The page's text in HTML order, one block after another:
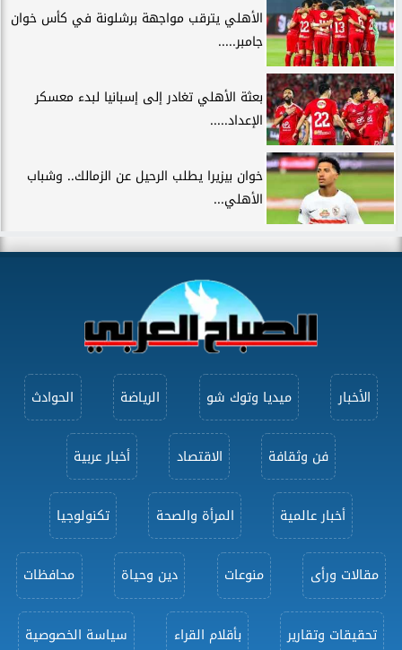
الأهلي يترقب مواجهة برشلونة في كأس خوان
جامبر.....
بعثة الأهلي تغادر إلى إسبانيا لبدء معسكر
الإعداد.....
خوان بيزيرا يطلب الرحيل عن الزمالك.. وشباب
الأهلي...
الأخبار ميديا وتوك شو الرياضة الحوادث
فن وثقافة الاقتصاد أخبار عربية
أخبار عالمية المرأة والصحة تكنولوجيا
مقالات ورأى منوعات دين وحياة محافظات
تحقيقات وتقارير بأقلام القراء سياسة الخصوصية